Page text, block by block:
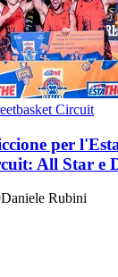
Circuit
per
All Star e
Daniele Rubini